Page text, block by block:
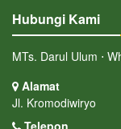
Hubungi Kami
MTs. Darul Ulum ⋅
Alamat
Jl. Kromodiwiryo
Telepon